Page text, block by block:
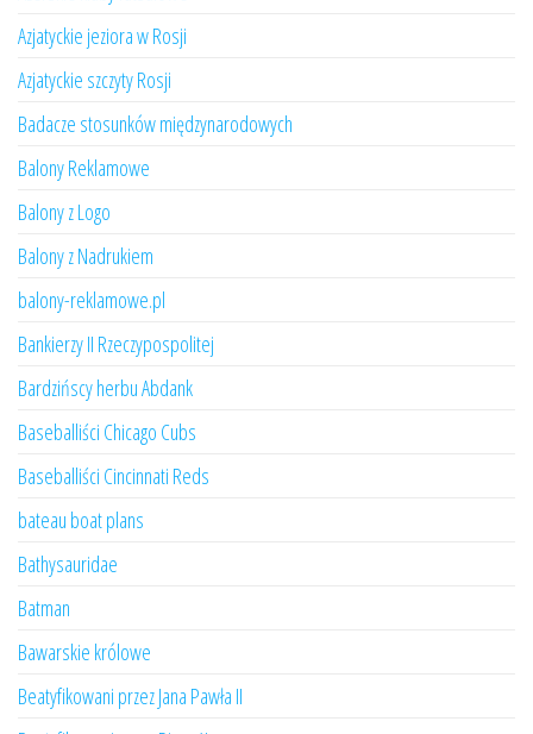
Azjatyckie jeziora w Rosji
Azjatyckie szczyty Rosji
Badacze stosunków międzynarodowych
Balony Reklamowe
Balony z Logo
Balony z Nadrukiem
balony-reklamowe.pl
Bankierzy II Rzeczypospolitej
Bardzińscy herbu Abdank
Baseballiści Chicago Cubs
Baseballiści Cincinnati Reds
bateau boat plans
Bathysauridae
Batman
Bawarskie królowe
Beatyfikowani przez Jana Pawła II